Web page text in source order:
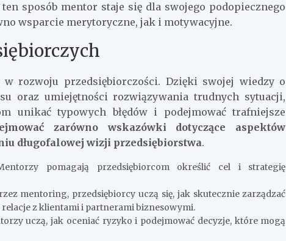
sposób mentor staje się dla swojego podopiecznego
wsparcie merytoryczne, jak i motywacyjne.
rozwoju przedsiębiorczości. Dzięki swojej wiedzy o
oraz umiejętności rozwiązywania trudnych sytuacji,
unikać typowych błędów i podejmować trafniejsze
zarówno wskazówki dotyczące aspektów
długofalowej wizji przedsiębiorstwa.
pomagają przedsiębiorcom określić cel i strategię
mentoring, przedsiębiorcy uczą się, jak skutecznie zarządzać
relacje z klientami i partnerami biznesowymi.
uczą, jak oceniać ryzyko i podejmować decyzje, które mogą